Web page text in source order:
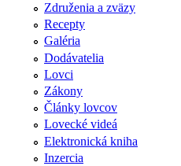
Združenia a zväzy
Recepty
Galéria
Dodávatelia
Lovci
Zákony
Články lovcov
Lovecké videá
Elektronická kniha
Inzercia